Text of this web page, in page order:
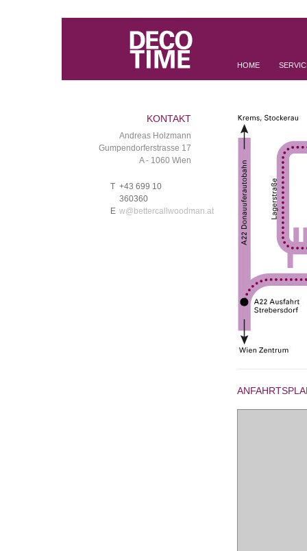
HOME
KONTAKT
Andreas Holzmann
Gumpendorferstrasse 17
A - 1060 Wien
+43 699 10
360360
T
w@bettercallwoodman.at
E